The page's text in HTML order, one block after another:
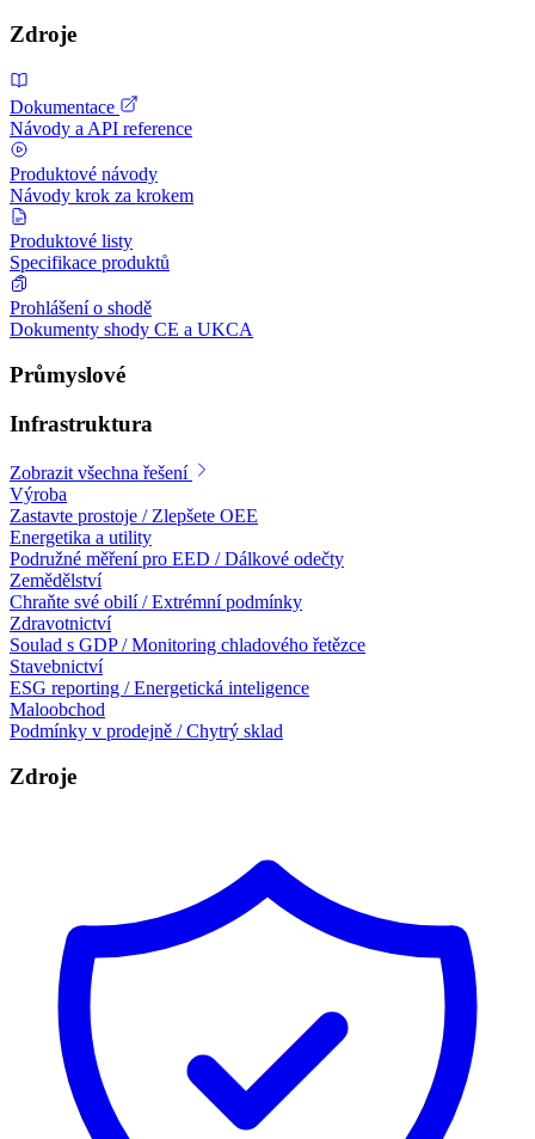
Zdroje
Dokumentace
Návody a API reference
Produktové návody
Návody krok za krokem
Produktové listy
Specifikace produktů
Prohlášení o shodě
Dokumenty shody CE a UKCA
Průmyslové
Infrastruktura
Zobrazit všechna řešení
Výroba
Zastavte prostoje / Zlepšete OEE
Energetika a utility
Podružné měření pro EED / Dálkové odečty
Zemědělství
Chraňte své obilí / Extrémní podmínky
Zdravotnictví
Soulad s GDP / Monitoring chladového řetězce
Stavebnictví
ESG reporting / Energetická inteligence
Maloobchod
Podmínky v prodejně / Chytrý sklad
Zdroje